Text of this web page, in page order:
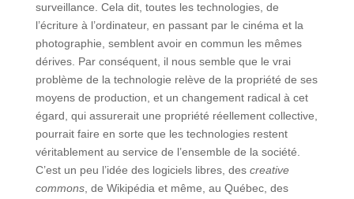
surveillance. Cela dit, toutes les technologies, de
l’écriture à l’ordinateur, en passant par le cinéma et la
photographie, semblent avoir en commun les mêmes
dérives. Par conséquent, il nous semble que le vrai
problème de la technologie relève de la propriété de ses
moyens de production, et un changement radical à cet
égard, qui assurerait une propriété réellement collective,
pourrait faire en sorte que les technologies restent
véritablement au service de l’ensemble de la société.
C’est un peu l’idée des logiciels libres, des creative
commons, de Wikipédia et même, au Québec, des